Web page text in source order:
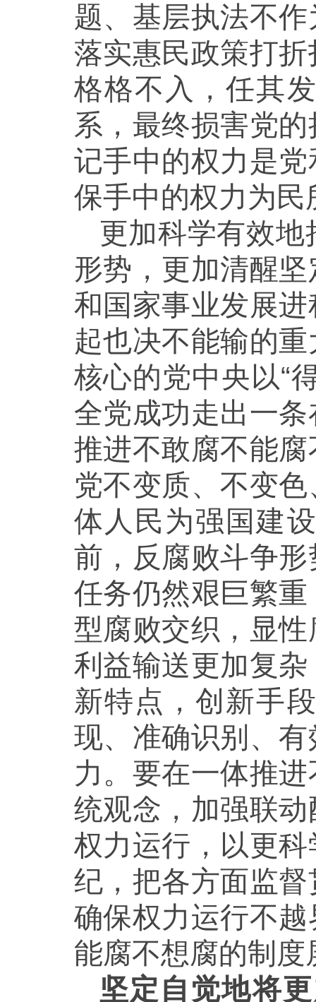
题、基层执法不
落实惠民政策打
格格不入，任其
系，最终损害党
记手中的权力是
保手中的权力为
更加科学有效
形势，更加清醒
和国家事业发展
起也决不能输的
核心的党中央以“
全党成功走出一
推进不敢腐不能
党不变质、不变
体人民为强国建
前，反腐败斗争
任务仍然艰巨繁
型腐败交织，显
利益输送更加复
新特点，创新手
现、准确识别、
力。要在一体推
统观念，加强联
权力运行，以更
纪，把各方面监
确保权力运行不
能腐不想腐的制度
坚定自觉地将